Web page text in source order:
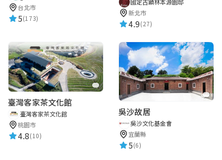
台北市
5(173)
新北市
4.9(27)
臺灣客家茶文化館
臺灣客家茶文化館
桃園市
4.8(10)
吳沙故居
吳沙文化基金會
宜蘭縣
5(6)